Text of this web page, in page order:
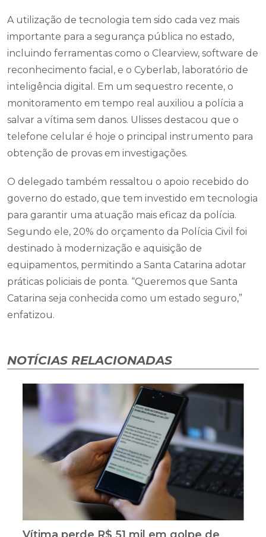
A utilização de tecnologia tem sido cada vez mais
importante para a segurança pública no estado,
incluindo ferramentas como o Clearview, software de
reconhecimento facial, e o Cyberlab, laboratório de
inteligência digital. Em um sequestro recente, o
monitoramento em tempo real auxiliou a polícia a
salvar a vítima sem danos. Ulisses destacou que o
telefone celular é hoje o principal instrumento para
obtenção de provas em investigações.
O delegado também ressaltou o apoio recebido do
governo do estado, que tem investido em tecnologia
para garantir uma atuação mais eficaz da polícia.
Segundo ele, 20% do orçamento da Polícia Civil foi
destinado à modernização e aquisição de
equipamentos, permitindo a Santa Catarina adotar
práticas policiais de ponta. “Queremos que Santa
Catarina seja conhecida como um estado seguro,”
enfatizou.
NOTÍCIAS RELACIONADAS